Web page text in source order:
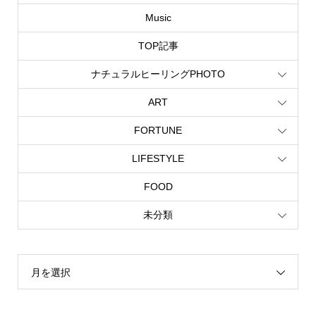
Music
TOP記事
ナチュラルヒーリングPHOTO
ART
FORTUNE
LIFESTYLE
FOOD
未分類
月を選択